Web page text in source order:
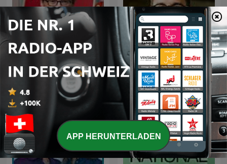
Weltwoche Daily RONZHEIMER.
APP HERUNTERLADEN